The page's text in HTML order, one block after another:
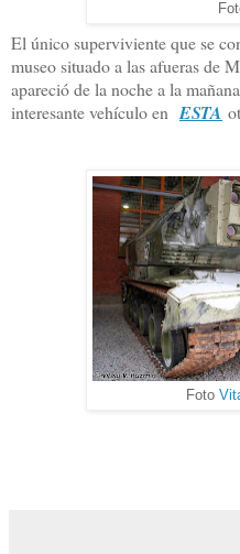
El único superviviente que se
museo situado a las afueras de
apareció de la noche a la
interesante vehículo en ESTA
Foto